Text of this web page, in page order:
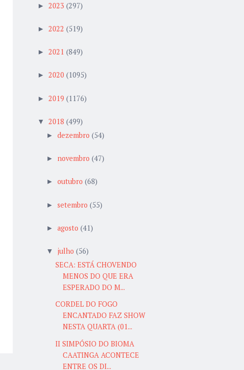
► 2023 (297)
► 2022 (519)
► 2021 (849)
► 2020 (1095)
► 2019 (1176)
▼ 2018 (499)
► dezembro (54)
► novembro (47)
► outubro (68)
► setembro (55)
► agosto (41)
▼ julho (56)
SECA: ESTÁ CHOVENDO
MENOS DO QUE ERA
ESPERADO DO M...
CORDEL DO FOGO
ENCANTADO FAZ SHOW
NESTA QUARTA (01...
II SIMPÓSIO DO BIOMA
CAATINGA ACONTECE
ENTRE OS DI...